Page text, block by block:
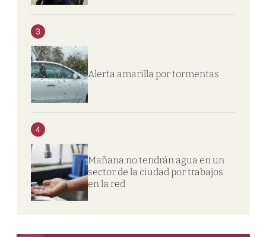
3
Alerta amarilla por tormentas
4
Mañana no tendrán agua en un
sector de la ciudad por trabajos
en la red